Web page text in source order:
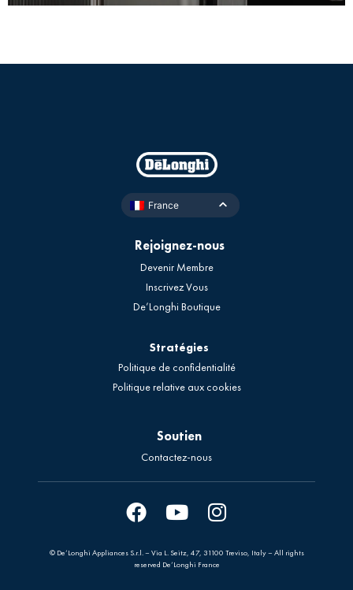
France
Rejoignez-nous
Devenir Membre
Inscrivez Vous
De’Longhi Boutique
Stratégies
Politique de confidentialité
Politique relative aux cookies
Soutien
Contactez-nous
© De’Longhi Appliances S.r.l. – Via L. Seitz, 47, 31100 Treviso, Italy – All rights
reserved De’Longhi France